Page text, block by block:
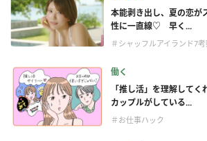
本能剥き出し、夏の恋
性に一直線♡ 早く...
＃シャッフルアイランド7考
働く
「推し活」を理解して
カップルがしている...
＃お仕事ハック